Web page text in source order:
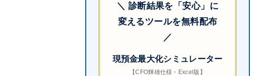
＼ 診断結果を「安心」に
変えるツールを無料配布
／
現預金最大化シミュレーター
【CFO輝雄仕様・Excel版】